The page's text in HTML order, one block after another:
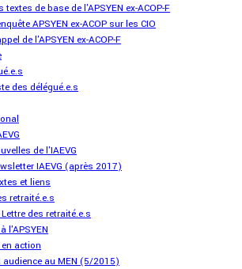
textes de base de l'APSYEN ex-ACOP-F
APSYEN ex-ACOP sur les CIO
de l'APSYEN ex-ACOP-F
des délégué.e.s
de l'IAEVG
IAEVG (après 2017)
et liens
retraité.e.s
des retraité.e.s
l'APSYEN
en action
audience au MEN (5/2015)